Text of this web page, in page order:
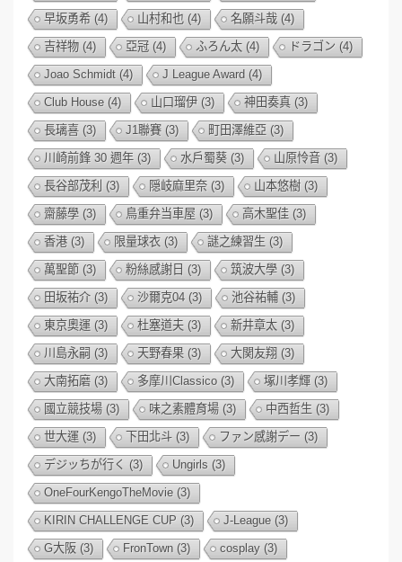
早坂勇希 (4) 山村和也 (4) 名願斗哉 (4)
吉祥物 (4) 亞冠 (4) ふろん太 (4) ドラゴン (4)
Joao Schmidt (4) J League Award (4)
Club House (4) 山口瑠伊 (3) 神田奏真 (3)
長璃喜 (3) J1聯賽 (3) 町田澤維亞 (3)
川崎前鋒 30 週年 (3) 水戶蜀葵 (3) 山原怜音 (3)
長谷部茂利 (3) 隠岐麻里奈 (3) 山本悠樹 (3)
齋藤學 (3) 鳥重弁当車屋 (3) 高木聖佳 (3)
香港 (3) 限量球衣 (3) 謎之練習生 (3)
萬聖節 (3) 粉絲感謝日 (3) 筑波大學 (3)
田坂祐介 (3) 沙爾克04 (3) 池谷祐輔 (3)
東京奧運 (3) 杜塞道夫 (3) 新井章太 (3)
川島永嗣 (3) 天野春果 (3) 大関友翔 (3)
大南拓磨 (3) 多摩川Classico (3) 塚川孝輝 (3)
國立競技場 (3) 味之素體育場 (3) 中西哲生 (3)
世大運 (3) 下田北斗 (3) ファン感謝デー (3)
デジッちが行く (3) Ungirls (3)
OneFourKengoTheMovie (3)
KIRIN CHALLENGE CUP (3) J-League (3)
G大阪 (3) FronTown (3) cosplay (3)